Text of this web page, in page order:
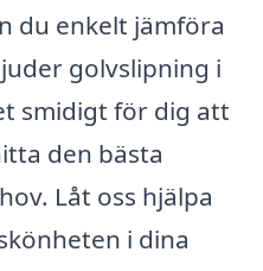
du enkelt jämföra
golvslipning i
smidigt för dig att
den bästa
Låt oss hjälpa
i dina